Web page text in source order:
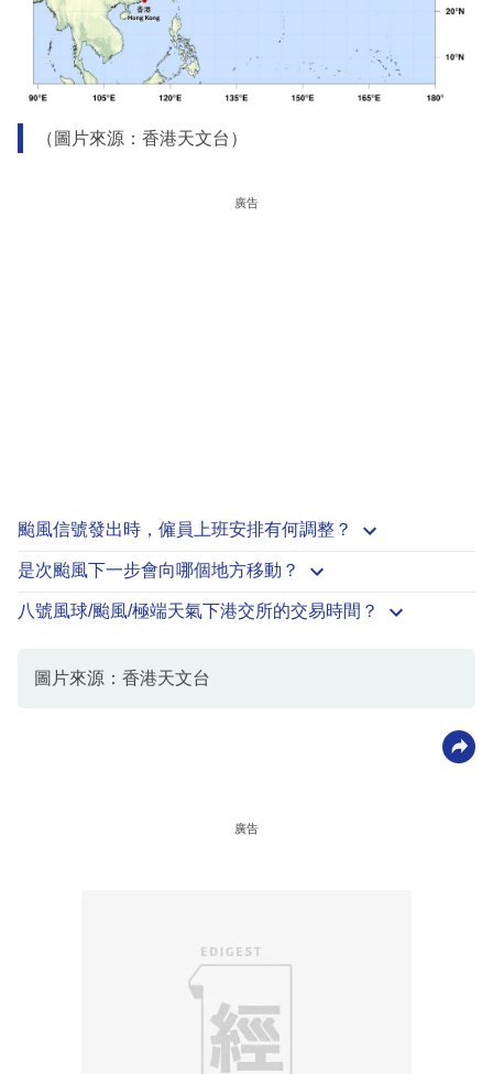
（圖片來源：香港天文台）
廣告
颱風信號發出時，僱員上班安排有何調整？
是次颱風下一步會向哪個地方移動？
八號風球/颱風/極端天氣下港交所的交易時間？
圖片來源：香港天文台
廣告